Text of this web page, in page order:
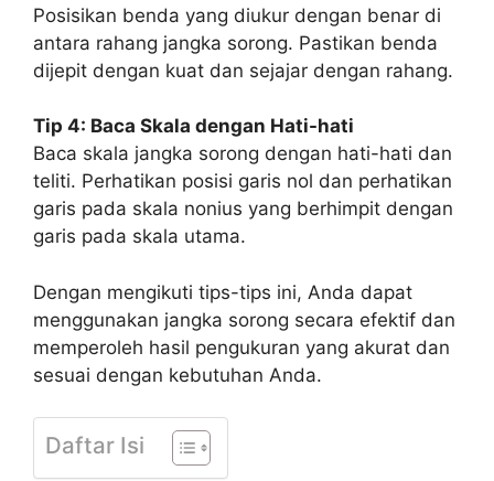
Posisikan benda yang diukur dengan benar di
antara rahang jangka sorong. Pastikan benda
dijepit dengan kuat dan sejajar dengan rahang.
Tip 4: Baca Skala dengan Hati-hati
Baca skala jangka sorong dengan hati-hati dan
teliti. Perhatikan posisi garis nol dan perhatikan
garis pada skala nonius yang berhimpit dengan
garis pada skala utama.
Dengan mengikuti tips-tips ini, Anda dapat
menggunakan jangka sorong secara efektif dan
memperoleh hasil pengukuran yang akurat dan
sesuai dengan kebutuhan Anda.
Daftar Isi